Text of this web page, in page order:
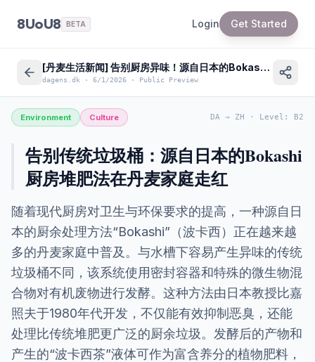
8UoU8 BETA Login Get Started
[丹麦生活新闻] 告别厨房异味！源自日本的Bokashi堆肥法为何在丹麦家庭悄然走红？
dagens.dk · 6/1/2026 · Public Preview
Environment Culture DA → ZH · Level : B2
告别传统垃圾桶：源自日本的Bokashi
厨房堆肥法在丹麦家庭走红
随着现代厨房对卫生与环保要求的提高，一种源自日
本的厨余处理方法“Bokashi”（波卡西）正在越来越
多的丹麦家庭中普及。与水槽下容易产生异味的传统
垃圾桶不同，该系统使用密封容器和特殊的微生物混
合物对有机废物进行发酵。这种方法由日本教授比嘉
照夫于1980年代开发，不仅能有效抑制恶臭，还能
处理比传统堆肥更广泛的厨余垃圾。发酵后的产物和
产生的“波卡西茶”液体可作为富含养分的植物肥料，